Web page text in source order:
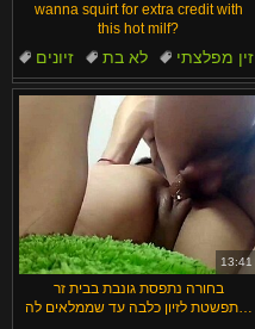
wanna squirt for extra credit with
this hot milf?
זיונים לא בת
זין מפלצתי
קוגרית
מבוגרים
13:41
בחורה נתפסת גונבת בבית זר
ומתפשטת לזיון כלבה עד שממלאים לה